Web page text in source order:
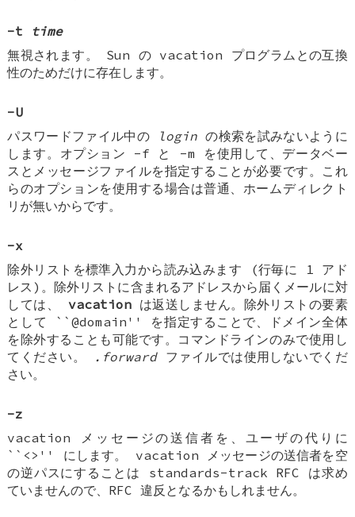
-t
time
無視されます。 Sun の vacation プログラムとの互換
性のためだけに存在します。
-U
パスワードファイル中の
login の検索を試みないように
します。オプション -f と -m を使用して、データベー
スとメッセージファイルを指定することが必要です。これ
らのオプションを使用する場合は普通、ホームディレクト
リが無いからです。
-x
除外リストを標準入力から読み込みます (行毎に 1 アド
レス)。除外リストに含まれるアドレスから届くメールに対
しては、 vacationは返送しません。除外リストの要素
として ``@domain'' を指定することで、ドメイン全体
を除外することも可能です。コマンドラインのみで使用し
てください。
.forwardファイルでは使用しないでくだ
さい。
-z
vacation メッセージの送信者を、ユーザの代りに
``<>'' にします。 vacation メッセージの送信者を空
の逆パスにすることは standards-track RFC は求め
ていませんので、RFC 違反となるかもしれません。